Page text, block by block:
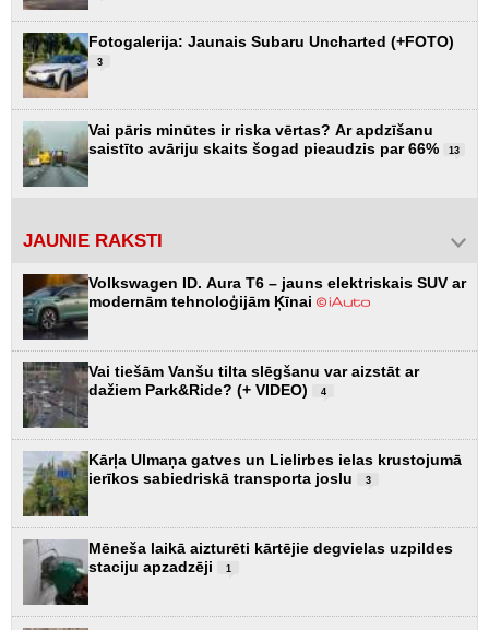
Fotogalerija: Jaunais Subaru Uncharted (+FOTO)
3
Vai pāris minūtes ir riska vērtas? Ar apdzīšanu
saistīto avāriju skaits šogad pieaudzis par 66%
13
JAUNIE RAKSTI
Volkswagen ID. Aura T6 – jauns elektriskais SUV ar
modernām tehnoloģijām Ķīnai
Vai tiešām Vanšu tilta slēgšanu var aizstāt ar
dažiem Park&Ride? (+ VIDEO)
4
Kārļa Ulmaņa gatves un Lielirbes ielas krustojumā
ierīkos sabiedriskā transporta joslu
3
Mēneša laikā aizturēti kārtējie degvielas uzpildes
staciju apzadzēji
1